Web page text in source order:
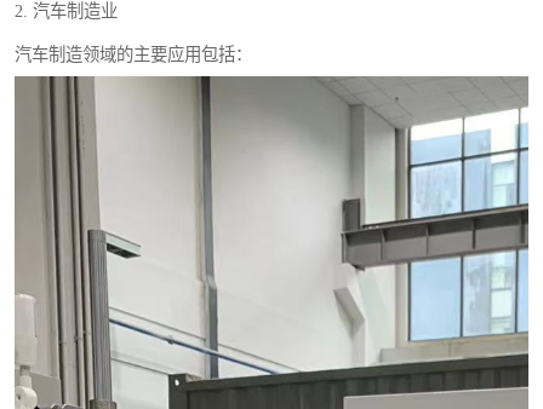
2. 汽车制造业
汽车制造领域的主要应用包括：